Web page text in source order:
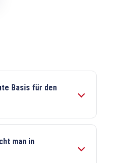
Basis für den
man in